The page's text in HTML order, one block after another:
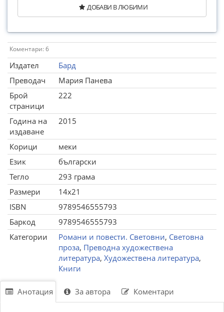
ДОБАВИ В ЛЮБИМИ
Коментари: 6
Издател
Бард
Преводач
Мария Панева
Брой
страници
222
Година на
издаване
2015
Корици
меки
Език
български
Тегло
293 грама
Размери
14x21
ISBN
9789546555793
Баркод
9789546555793
Категории
Романи и повести. Световни, Световна
проза, Преводна художествена
литература, Художествена литература,
Книги
Анотация За автора Коментари